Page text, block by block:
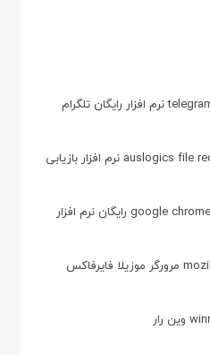
دانلود telegram Desktop 6.5.1 نرم افزار رایگان تلگرام
دانلود auslogics file recovery Pro 12.1.1 نرم افزار بازیابی
دانلود google chrome 145.0.7632.117 رایگان نرم افزار